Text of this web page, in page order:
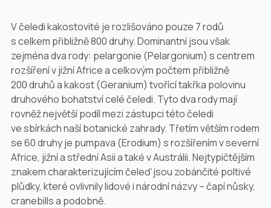
V čeledi kakostovité je rozlišováno pouze 7 rodů
s celkem přibližně 800 druhy. Dominantní jsou však
zejména dva rody: pelargonie (Pelargonium) s centrem
rozšíření v jižní Africe a celkovým počtem přibližně
200 druhů a kakost (Geranium) tvořící takřka polovinu
druhového bohatství celé čeledi. Tyto dva rody mají
rovněž největší podíl mezi zástupci této čeledi
ve sbírkách naší botanické zahrady. Třetím větším rodem
se 60 druhy je pumpava (Erodium) s rozšířením v severní
Africe, jižní a střední Asii a také v Austrálii. Nejtypičtějším
znakem charakterizujícím čeleď jsou zobánčité poltivé
plůdky, které ovlivnily lidové i národní názvy – čapí nůsky,
cranebills a podobně.